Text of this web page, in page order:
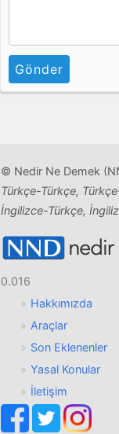
Gönder
© Nedir Ne Demek
Türkçe-Türkçe,
İngilizce-Türkçe,
0.016
Hakkımızda
Araçlar
Son Eklenenler
Yasal Konular
İletişim